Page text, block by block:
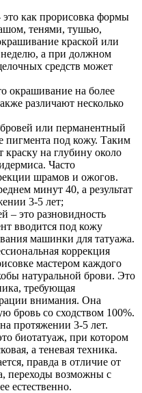
это как прорисовка формы
тенями, тушью,
краской или
а при должном
средств может
окрашивание на более
различают несколько
или перманентный
пигмента под кожу. Таким
краску на глубину около
Часто
шрамов и ожогов.
минут 40, а результат
3-5 лет;
– это разновидность
вводится под кожу
машинки для татуажа.
коррекция
мастером каждого
натуральной брови. Это
требующая
внимания. Она
бровь со сходством 100%.
протяжении 3-5 лет.
биотатуаж, при котором
а теневая техника.
правда в отличие от
переходы возможны с
естественно.